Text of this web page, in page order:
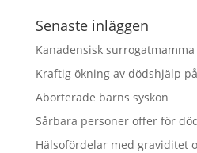
Senaste inläggen
Kanadensisk
Kraftig ökning av dödshjälp
Aborterade barns syskon
Sårbara personer offer för
Hälsofördelar med graviditet